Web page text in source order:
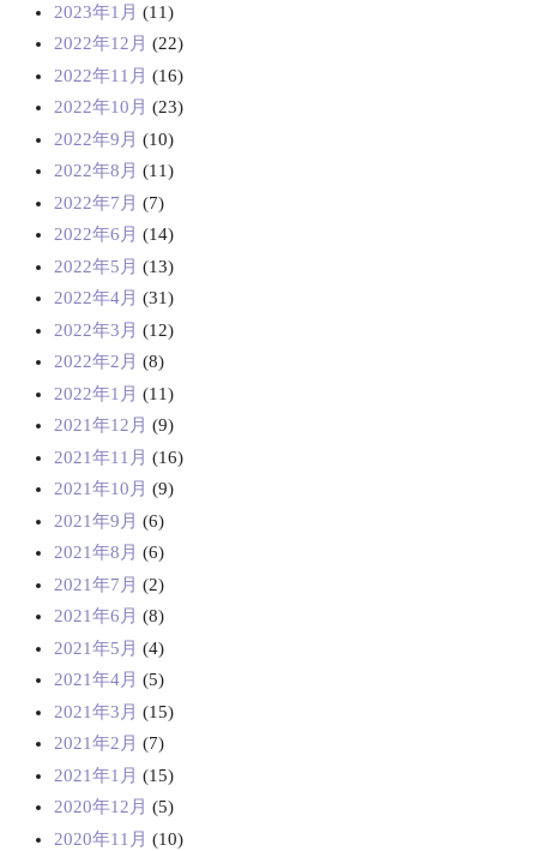
2023年1月 (11)
2022年12月 (22)
2022年11月 (16)
2022年10月 (23)
2022年9月 (10)
2022年8月 (11)
2022年7月 (7)
2022年6月 (14)
2022年5月 (13)
2022年4月 (31)
2022年3月 (12)
2022年2月 (8)
2022年1月 (11)
2021年12月 (9)
2021年11月 (16)
2021年10月 (9)
2021年9月 (6)
2021年8月 (6)
2021年7月 (2)
2021年6月 (8)
2021年5月 (4)
2021年4月 (5)
2021年3月 (15)
2021年2月 (7)
2021年1月 (15)
2020年12月 (5)
2020年11月 (10)